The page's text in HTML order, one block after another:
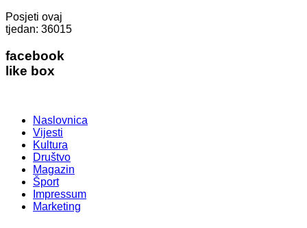
Posjeti ovaj
tjedan: 36015
facebook
like box
Naslovnica
Vijesti
Kultura
Društvo
Magazin
Šport
Impressum
Marketing